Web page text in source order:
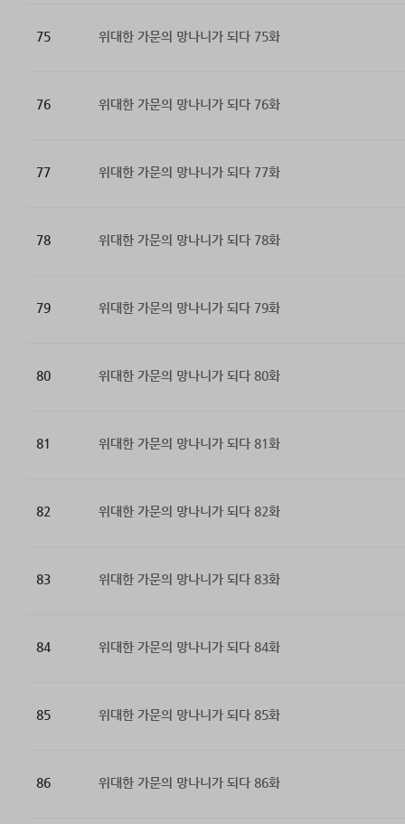
75 위대한 가문의 망나니가 되다 75화
76 위대한 가문의 망나니가 되다 76화
77 위대한 가문의 망나니가 되다 77화
78 위대한 가문의 망나니가 되다 78화
79 위대한 가문의 망나니가 되다 79화
80 위대한 가문의 망나니가 되다 80화
81 위대한 가문의 망나니가 되다 81화
82 위대한 가문의 망나니가 되다 82화
83 위대한 가문의 망나니가 되다 83화
84 위대한 가문의 망나니가 되다 84화
85 위대한 가문의 망나니가 되다 85화
86 위대한 가문의 망나니가 되다 86화